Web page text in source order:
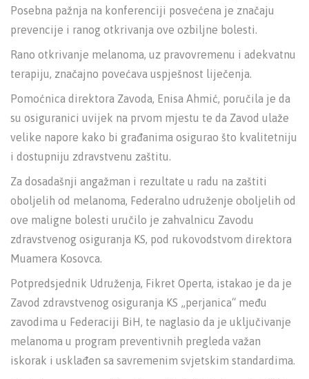
Posebna pažnja na konferenciji posvećena je značaju
prevencije i ranog otkrivanja ove ozbiljne bolesti.
Rano otkrivanje melanoma, uz pravovremenu i adekvatnu
terapiju, značajno povećava uspješnost liječenja.
Pomoćnica direktora Zavoda, Enisa Ahmić, poručila je da
su osiguranici uvijek na prvom mjestu te da Zavod ulaže
velike napore kako bi građanima osigurao što kvalitetniju
i dostupniju zdravstvenu zaštitu.
Za dosadašnji angažman i rezultate u radu na zaštiti
oboljelih od melanoma, Federalno udruženje oboljelih od
ove maligne bolesti uručilo je zahvalnicu Zavodu
zdravstvenog osiguranja KS, pod rukovodstvom direktora
Muamera Kosovca.
Potpredsjednik Udruženja, Fikret Operta, istakao je da je
Zavod zdravstvenog osiguranja KS „perjanica“ među
zavodima u Federaciji BiH, te naglasio da je uključivanje
melanoma u program preventivnih pregleda važan
iskorak i usklađen sa savremenim svjetskim standardima.